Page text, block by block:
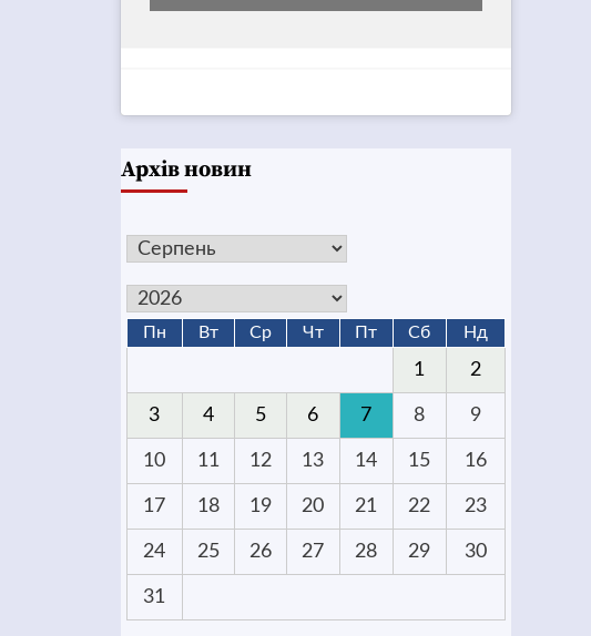
Архів новин
Пн Вт Ср Чт Пт Сб Нд
1 2
3 4 5 6 7 8 9
10 11 12 13 14 15 16
17 18 19 20 21 22 23
24 25 26 27 28 29 30
31